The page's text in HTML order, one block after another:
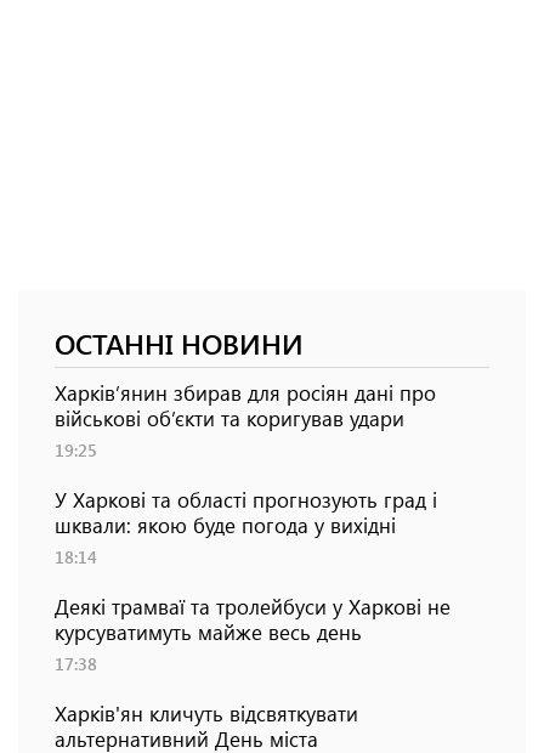
ОСТАННІ НОВИНИ
Харків’янин збирав для росіян дані про
військові об’єкти та коригував удари
19:25
У Харкові та області прогнозують град і
шквали: якою буде погода у вихідні
18:14
Деякі трамваї та тролейбуси у Харкові не
курсуватимуть майже весь день
17:38
Харків'ян кличуть відсвяткувати
альтернативний День міста